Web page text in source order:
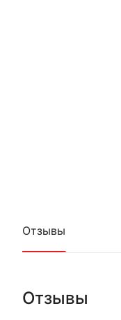
Отзывы
Отзывы